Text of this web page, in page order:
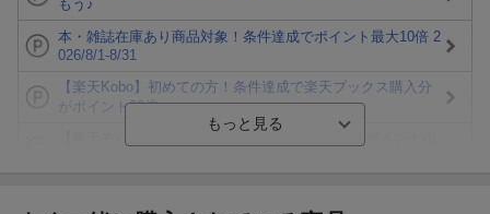
もう♪
本・雑誌在庫あり商品対象！条件達成でポイント最大10倍 2
026/8/1-8/31
【楽天Kobo】初めての方！条件達成で楽天ブックス購入分
がポイント20倍
ト山分け